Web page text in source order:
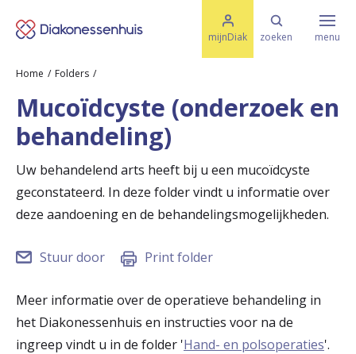
mijnDiak zoeken
M
e
l
u
menu
Ziektes & Aandoeningen
Uw bezoek
Translate
Home Folders
Mucoïdcyste (onderzoek en
behandeling)
Uw behandelend arts heeft bij u een mucoïdcyste
geconstateerd. In deze folder vindt u informatie over
deze aandoening en de behandelingsmogelijkheden.
Stuur door Print folder
Meer informatie over de operatieve behandeling in
het Diakonessenhuis en instructies voor na de
ingreep vindt u in de folder 'Hand- en polsoperaties'.